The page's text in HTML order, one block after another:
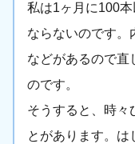
私は1ヶ月に100
ならないのです。
などがあるので直
のです。
そうすると、時々
とがあります。は